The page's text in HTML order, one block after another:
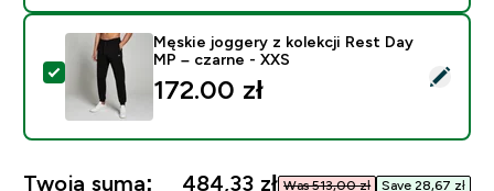
Wybierz ten produkt - Męskie joggery z kolekcji Rest
Męskie joggery z kolekcji Rest Day
MP – czarne - XXS
172.00 zł‎
Twoja suma: 484,33 zł‎ Was 513,00 zł‎ Save 28,67 zł‎